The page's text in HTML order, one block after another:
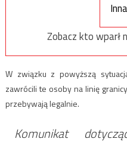
Zobacz kto wparł
W związku z powyższą
zawrócili te osoby na linię
przebywają legalnie.
Komunikat